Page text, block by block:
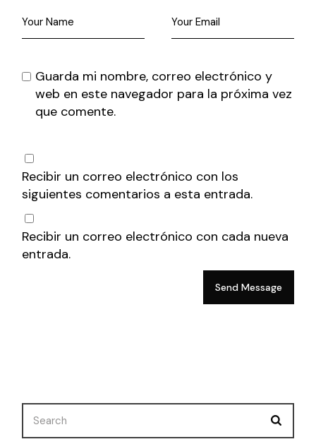
Guarda mi nombre, correo electrónico y
web en este navegador para la próxima vez
que comente.
Recibir un correo electrónico con los
siguientes comentarios a esta entrada.
Recibir un correo electrónico con cada nueva
entrada.
Send Message